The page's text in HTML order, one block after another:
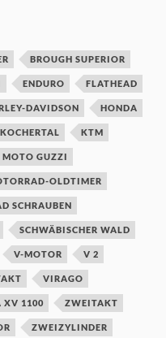
BROUGH SUPERIOR
ENDURO FLATHEAD
DAVIDSON HONDA
KOCHERTAL KTM
MOTO GUZZI
OLDTIMER
SCHRAUBEN
SCHWÄBISCHER WALD
V-MOTOR V 2
VIRAGO
XV 1100 ZWEITAKT
ZWEIZYLINDER